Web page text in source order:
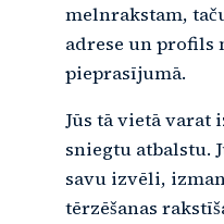
melnrakstam,
adrese un profils
pieprasījumā.
Jūs tā vietā
sniegtu atbalstu.
savu izvēli,
tērzēšanas